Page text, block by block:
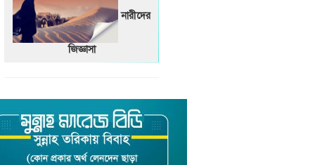
নারীদের
জিজ্ঞাসা